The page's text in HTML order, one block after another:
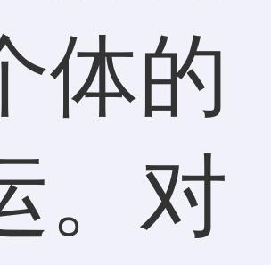
体的
。对